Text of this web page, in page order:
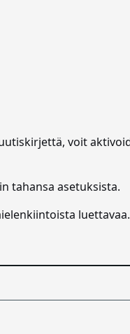
voit
tahansa asetuksista.